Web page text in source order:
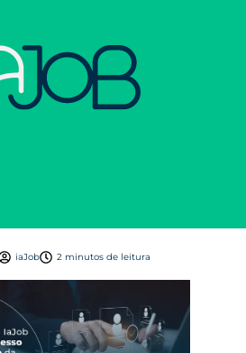
iaJob 2 minutos de leitura